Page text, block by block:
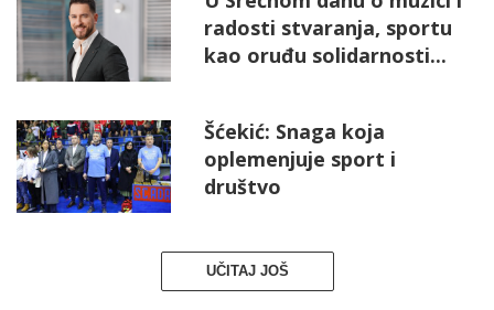
radosti stvaranja, sportu
kao oruđu solidarnosti...
Šćekić: Snaga koja
oplemenjuje sport i
društvo
UČITAJ JOŠ